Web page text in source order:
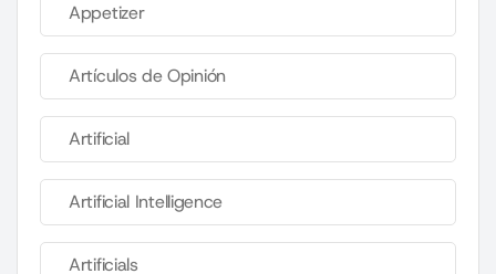
Appetizer
Artículos de Opinión
Artificial
Artificial Intelligence
Artificials